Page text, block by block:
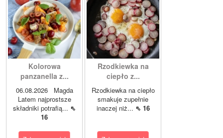
Kolorowa
panzanella z...
06.08.2026 Magda
Latem najprostsze
składniki potrafią... ⇖
16
Rzodkiewka na
ciepło z...
Rzodkiewka na ciepło
smakuje zupełnie
inaczej niż... ⇖ 16